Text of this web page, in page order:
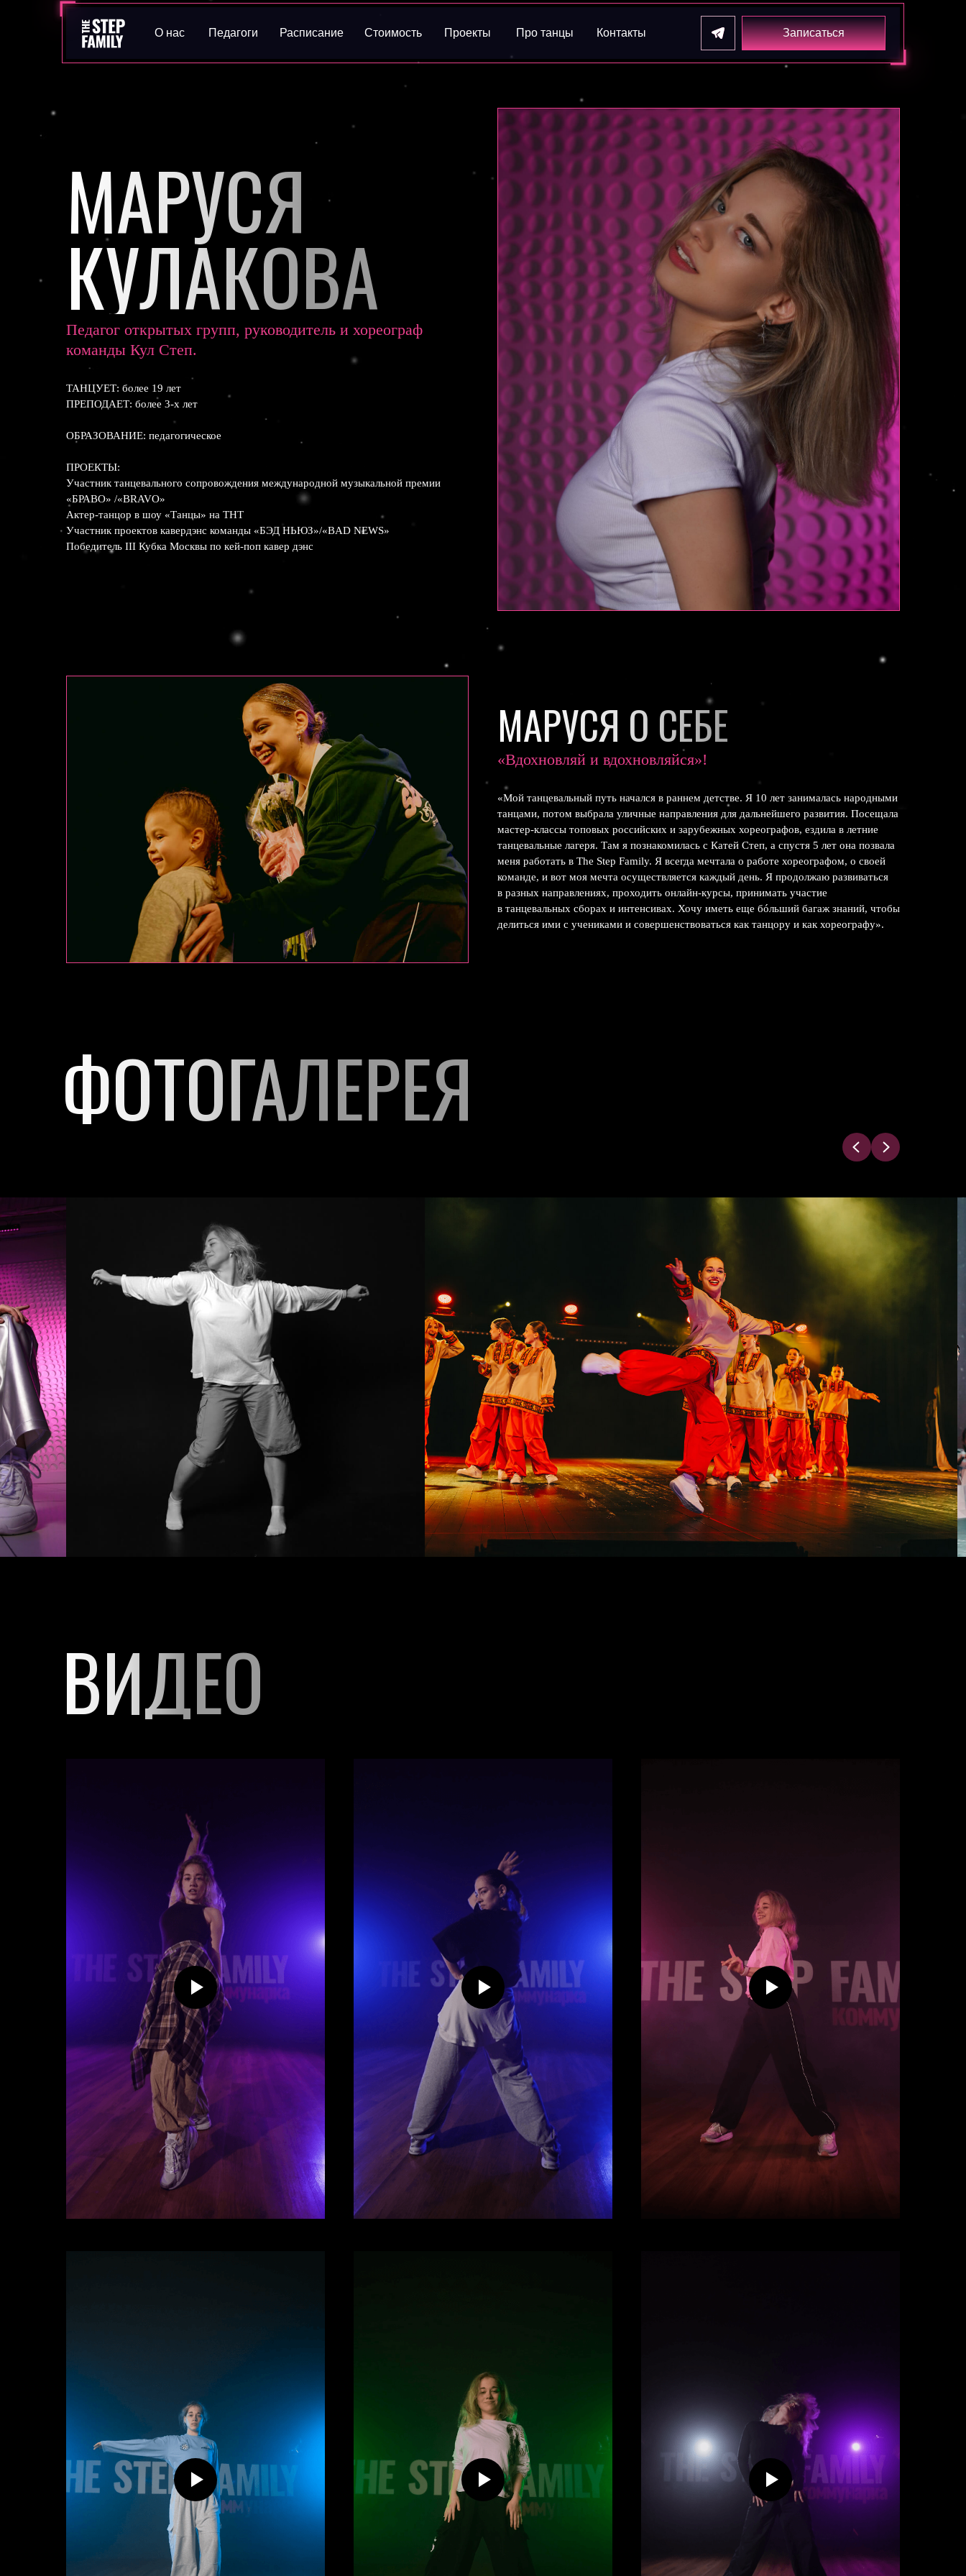
О нас Педагоги Расписание Стоимость Контакты
Про танцы
Проекты Записаться
МАРУСЯ
КУЛАКОВА
Педагог открытых групп, руководитель и хореограф
команды Кул Степ.
ТАНЦУЕТ: более 19 лет
ПРЕПОДАЕТ: более 3-х лет
ОБРАЗОВАНИЕ: педагогическое
ПРОЕКТЫ:
Участник танцевального сопровождения международной музыкальной премии
«БРАВО» /«BRAVO»
Актер-танцор в шоу «Танцы» на ТНТ
Участник проектов кавердэнс команды «БЭД НЬЮЗ»/«BAD NEWS»
Победитель III Кубка Москвы по кей-поп кавер дэнс
МАРУСЯ О СЕБЕ
«Вдохновляй и вдохновляйся»!
«Мой танцевальный путь начался в раннем детстве. Я 10 лет занималась народными
танцами, потом выбрала уличные направления для дальнейшего развития. Посещала
мастер-классы топовых российских и зарубежных хореографов, ездила в летние
танцевальные лагеря. Там я познакомилась с Катей Степ, а спустя 5 лет она позвала
меня работать в The Step Family. Я всегда мечтала о работе хореографом, о своей
команде, и вот моя мечта осуществляется каждый день. Я продолжаю развиваться
в разных направлениях, проходить онлайн-курсы, принимать участие
в танцевальных сборах и интенсивах. Хочу иметь еще бóльший багаж знаний, чтобы
делиться ими с учениками и совершенствоваться как танцору и как хореографу».
ФОТОГАЛЕРЕЯ
ВИДЕО